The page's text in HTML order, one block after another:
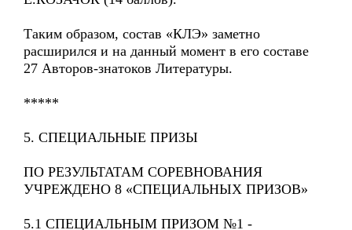
Таким образом, состав «КЛЭ» заметно
расширился и на данный момент в его составе
27 Авторов-знатоков Литературы.
*****
5. СПЕЦИАЛЬНЫЕ ПРИЗЫ
ПО РЕЗУЛЬТАТАМ СОРЕВНОВАНИЯ
УЧРЕЖДЕНО 8 «СПЕЦИАЛЬНЫХ ПРИЗОВ»
5.1 СПЕЦИАЛЬНЫМ ПРИЗОМ №1 -